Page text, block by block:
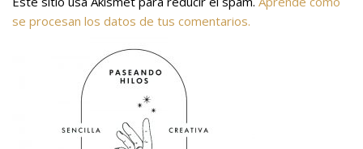
se procesan los datos de tus comentarios.